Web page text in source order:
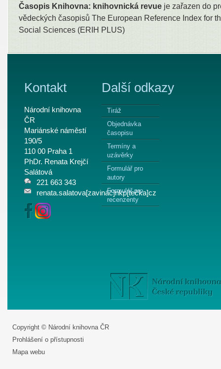
Časopis Knihovna: knihovnická revue je zařazen do
vědeckých časopisů The European Reference Index for
Social Sciences (ERIH PLUS)
Kontakt
Národní knihovna
ČR
Mariánské náměstí
190/5
110 00 Praha 1
PhDr. Renata Krejčí
Salátová
221 663 343
renata.salatova[zavináč]nkp[tečka]cz
Další odkazy
Tiráž
Objednávka
časopisu
Termíny a
uzávěrky
Formulář pro
autory
Formulář pro
recenzenty
Copyright © Národní knihovna ČR
Prohlášení o přístupnosti
Mapa webu